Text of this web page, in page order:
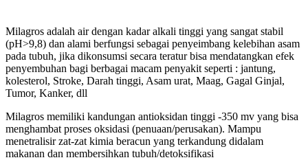
Milagros adalah air dengan kadar alkali tinggi yang sangat stabil
(pH>9,8) dan alami berfungsi sebagai penyeimbang kelebihan asam
pada tubuh, jika dikonsumsi secara teratur bisa mendatangkan efek
penyembuhan bagi berbagai macam penyakit seperti : jantung,
kolesterol, Stroke, Darah tinggi, Asam urat, Maag, Gagal Ginjal,
Tumor, Kanker, dll
Milagros memiliki kandungan antioksidan tinggi -350 mv yang bisa
menghambat proses oksidasi (penuaan/perusakan). Mampu
menetralisir zat-zat kimia beracun yang terkandung didalam
makanan dan membersihkan tubuh/detoksifikasi